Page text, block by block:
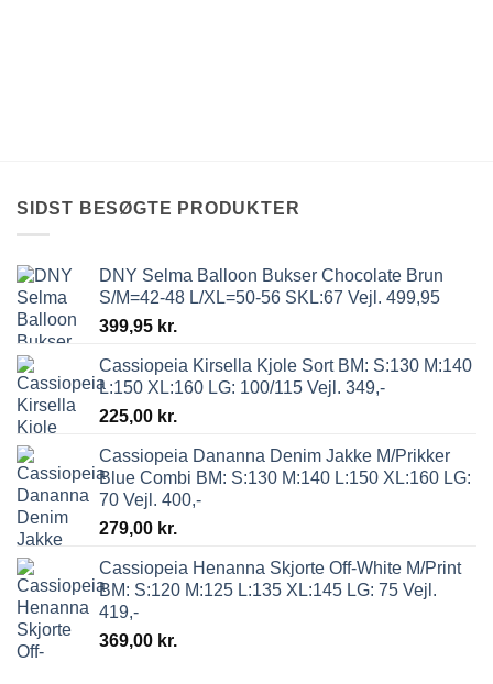
SIDST BESØGTE PRODUKTER
DNY Selma Balloon Bukser Chocolate Brun
S/M=42-48 L/XL=50-56 SKL:67 Vejl. 499,95
399,95 kr.
Cassiopeia Kirsella Kjole Sort BM: S:130 M:140
L:150 XL:160 LG: 100/115 Vejl. 349,-
225,00 kr.
Cassiopeia Dananna Denim Jakke M/Prikker
Blue Combi BM: S:130 M:140 L:150 XL:160 LG:
70 Vejl. 400,-
279,00 kr.
Cassiopeia Henanna Skjorte Off-White M/Print
BM: S:120 M:125 L:135 XL:145 LG: 75 Vejl.
419,-
369,00 kr.